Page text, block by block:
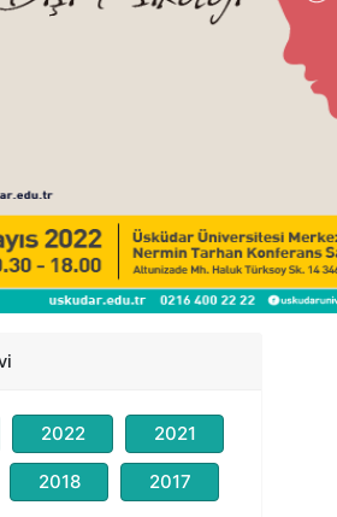
2022 2021
2018 2017